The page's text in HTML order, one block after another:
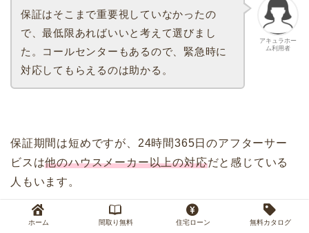
アキュラホー
ム利用者
保証はそこまで重要視していなかったの
で、最低限あればいいと考えて選びまし
た。コールセンターもあるので、緊急時に
対応してもらえるのは助かる。
保証期間は短めですが、24時間365日のアフターサー
ビスは他のハウスメーカー以上の対応だと感じている
人もいます。
価格も安い分、短い保証期間をどう捉えるかが鍵にな
ホーム 間取り無料 住宅ローン 無料カタログ